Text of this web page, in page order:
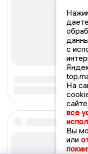
с
На
все
Вы
или